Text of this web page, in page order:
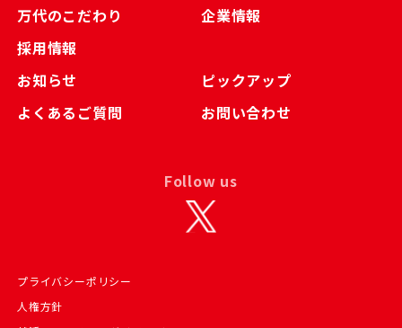
万代のこだわり
企業情報
採用情報
お知らせ
ピックアップ
よくあるご質問
お問い合わせ
プライバシーポリシー
人権方針
Follow us